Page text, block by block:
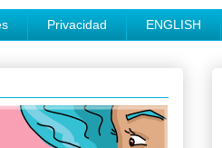
Privacidad ENGLISH